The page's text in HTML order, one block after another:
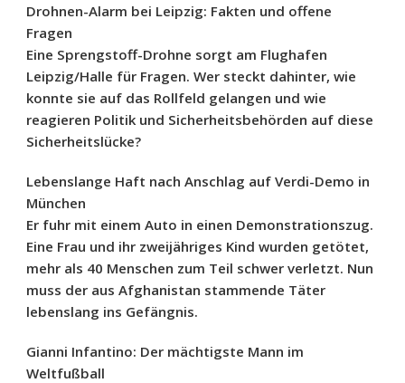
Drohnen-Alarm bei Leipzig: Fakten und offene
Fragen
Eine Sprengstoff-Drohne sorgt am Flughafen
Leipzig/Halle für Fragen. Wer steckt dahinter, wie
konnte sie auf das Rollfeld gelangen und wie
reagieren Politik und Sicherheitsbehörden auf diese
Sicherheitslücke?
Lebenslange Haft nach Anschlag auf Verdi-Demo in
München
Er fuhr mit einem Auto in einen Demonstrationszug.
Eine Frau und ihr zweijähriges Kind wurden getötet,
mehr als 40 Menschen zum Teil schwer verletzt. Nun
muss der aus Afghanistan stammende Täter
lebenslang ins Gefängnis.
Gianni Infantino: Der mächtigste Mann im
Weltfußball